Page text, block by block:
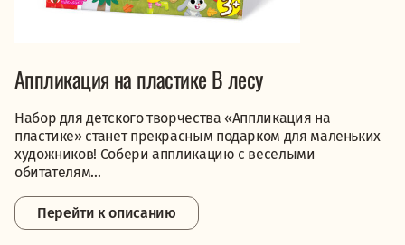
Аппликация на пластике В лесу
Набор для детского творчества «Аппликация на
пластике» станет прекрасным подарком для маленьких
художников! Собери аппликацию с веселыми
обитателям...
Перейти к описанию